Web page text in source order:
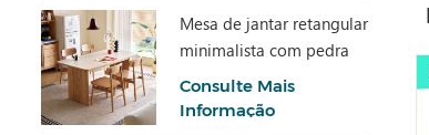
Mesa de jantar retangular
minimalista com pedra
sinterizada LH586R4-C
Consulte Mais
Informação